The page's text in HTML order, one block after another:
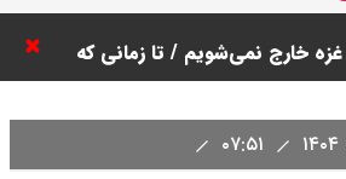
غزه خارج نمی‌شویم / تا زمانی که
نخست‌وزیر باشم، کشور فلسطین